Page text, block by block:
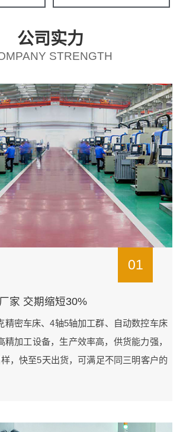
公司实力
STRENGTH
01
家 交期缩短30%
精密车床、4轴5轴加工群、自动数控车床
精加工设备，生产效率高，供货能力强，
，快至5天出货，可满足不同三明客户的